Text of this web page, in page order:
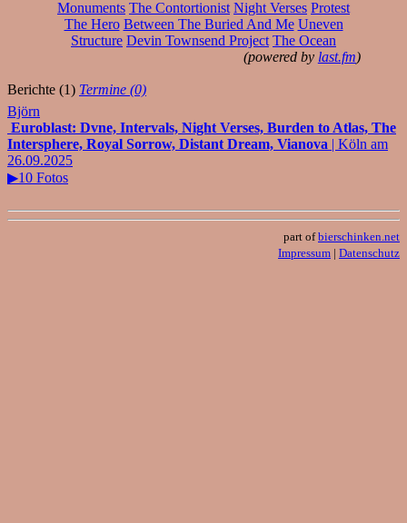
Monuments The Contortionist Night Verses Protest
The Hero Between The Buried And Me Uneven
Structure Devin Townsend Project The Ocean
(powered by last.fm)
Berichte (1) Termine (0)
Björn
Euroblast: Dvne, Intervals, Night Verses, Burden to Atlas, The
Intersphere, Royal Sorrow, Distant Dream, Vianova | Köln am
26.09.2025
▶10 Fotos
part ofbierschinken.net
Impressum | Datenschutz